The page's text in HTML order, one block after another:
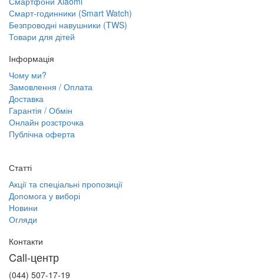
Смарт-годинники (Smart Watch)
Безпроводні навушники (TWS)
Товари для дітей
Інформація
Чому ми?
Замовлення / Оплата
Доставка
Гарантія / Обмін
Онлайн розстрочка
Публічна оферта
Статті
Акції та спеціальні пропозиції
Допомога у виборі
Новини
Огляди
Контакти
Call-центр
(044) 507-17-19